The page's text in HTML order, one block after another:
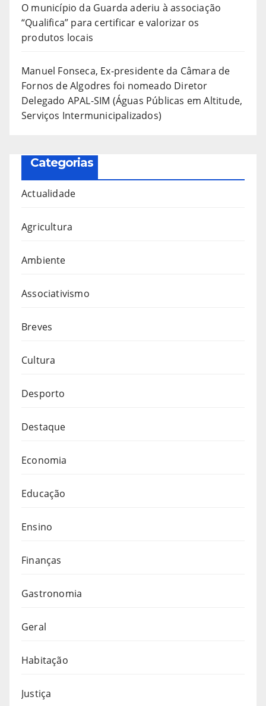
O município da Guarda aderiu à associação
“Qualifica” para certificar e valorizar os
produtos locais
Manuel Fonseca, Ex-presidente da Câmara de
Fornos de Algodres foi nomeado Diretor
Delegado APAL-SIM (Águas Públicas em Altitude,
Serviços Intermunicipalizados)
Categorias
Actualidade
Agricultura
Ambiente
Associativismo
Breves
Cultura
Desporto
Destaque
Economia
Educação
Ensino
Finanças
Gastronomia
Geral
Habitação
Justiça